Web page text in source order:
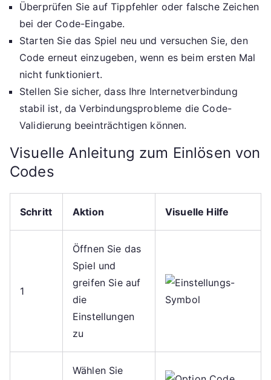
Überprüfen Sie auf Tippfehler oder falsche Zeichen
bei der Code-Eingabe.
Starten Sie das Spiel neu und versuchen Sie, den
Code erneut einzugeben, wenn es beim ersten Mal
nicht funktioniert.
Stellen Sie sicher, dass Ihre Internetverbindung
stabil ist, da Verbindungsprobleme die Code-
Validierung beeinträchtigen können.
Visuelle Anleitung zum Einlösen von
Codes
Schritt Aktion Visuelle Hilfe
1
Öffnen Sie das
Spiel und
greifen Sie auf
die
Einstellungen
zu
Wählen Sie